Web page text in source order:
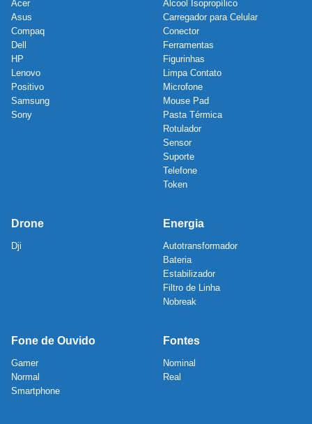
Acer
Asus
Compaq
Dell
HP
Lenovo
Positivo
Samsung
Sony
Álcool Isopropílico
Carregador para Celular
Conector
Ferramentas
Figurinhas
Limpa Contato
Microfone
Mouse Pad
Pasta Térmica
Rotulador
Sensor
Suporte
Telefone
Token
Drone
Dji
Energia
Autotransformador
Bateria
Estabilizador
Filtro de Linha
Nobreak
Fone de Ouvido
Gamer
Normal
Smartphone
Fontes
Nominal
Real